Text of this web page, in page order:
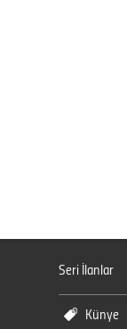
Seri İlanlar
Künye